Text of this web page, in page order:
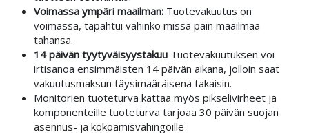
Voimassa ympäri maailman:Tuotevakuutus on
voimassa, tapahtui vahinko missä päin maailmaa
tahansa.
14 päivän tyytyväisyystakuuTuotevakuutuksen voi
irtisanoa ensimmäisten 14 päivän aikana, jolloin saat
vakuutusmaksun täysimääräisenä takaisin.
Monitorien tuoteturva kattaa myös pikselivirheet ja
komponenteille tuoteturva tarjoaa 30 päivän suojan
asennus- ja kokoamisvahingoille